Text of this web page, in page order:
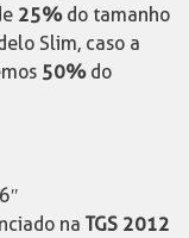
25%do tamanho
Slim, caso a
50%do
na TGS 2012